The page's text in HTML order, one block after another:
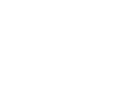
次